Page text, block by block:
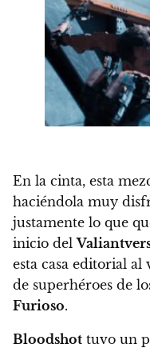
En la cinta, esta
haciéndola muy
justamente lo que
inicio del
esta casa editorial
de superhéroes de
Furioso.
Bloodshot tuvo un